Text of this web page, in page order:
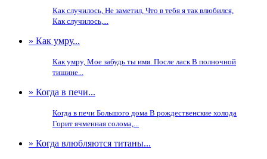
Как случилось, Не заметил, Что в тебя я так влюбился,
Как случилось,...
» Как умру...
Как умру, Мое забудь ты имя. После ласк В полночной
тишине...
» Когда в печи...
Когда в печи Большого дома В рождественские холода
Горит ячменная солома,...
» Когда влюбляются титаны...